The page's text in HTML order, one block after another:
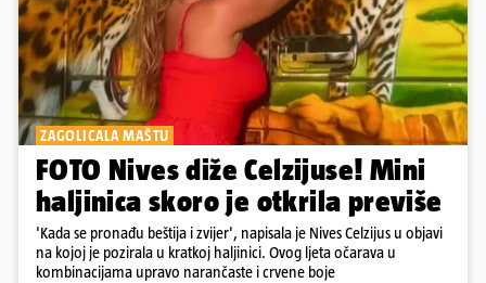
ZAGOLICALA MAŠTU
FOTO Nives diže Celzijuse! Mini
haljinica skoro je otkrila previše
'Kada se pronađu beštija i zvijer', napisala je Nives Celzijus u objavi
na kojoj je pozirala u kratkoj haljinici. Ovog ljeta očarava u
kombinacijama upravo narančaste i crvene boje